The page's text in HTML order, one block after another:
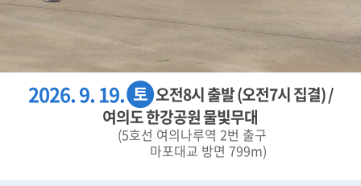
2026. 9. 19. 토 오전8시 출발 (오전7시 집결) /
여의도 한강공원 물빛무대
(5호선 여의나루역 2번 출구
마포대교 방면 799m)